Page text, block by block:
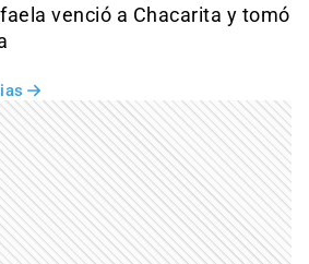
venció a Chacarita y tomó